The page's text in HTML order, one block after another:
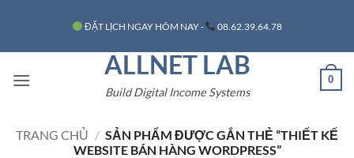
nội
ĐẶT LỊCH NGAY HÔM NAY - 08.62.39.64.78
ALLNET LAB
Build Digital Income Systems
0
TRANG CHỦ / SẢN PHẨM ĐƯỢC GẮN THẺ “THIẾT KẾ
WEBSITE BÁN HÀNG WORDPRESS”